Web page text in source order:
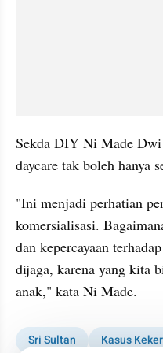
Sekda DIY Ni Made Dwi
daycare tak boleh hanya
"Ini menjadi perhatian
komersialisasi.
dan kepercayaan
dijaga, karena yang kita
anak," kata Ni Made.
Sri Sultan Kasus